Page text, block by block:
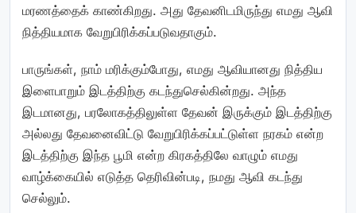
மரணத்தைக் காண்கிறது. அது தேவனிடமிருந்து எமது ஆவி
நித்தியமாக வேறுபிரிக்கப்படுவதாகும்.
பாருங்கள், நாம் மரிக்கும்போது, எமது ஆவியானது நித்திய
இளைபாறும் இடத்திற்கு கடந்துசெல்கின்றது. அந்த
இடமானது, பரலோகத்திலுள்ள தேவன் இருக்கும் இடத்திற்கு
அல்லது தேவனைவிட்டு வேறுபிரிக்கப்பட்டுள்ள நரகம் என்ற
இடத்திற்கு இந்த பூமி என்ற கிரகத்திலே வாழும் எமது
வாழ்க்கையில் எடுத்த தெரிவின்படி, நமது ஆவி கடந்து
செல்லும்.